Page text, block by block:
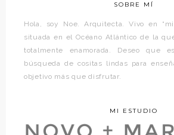
SOBRE MÍ
Hola, soy Noe. Arquitecta. Vivo en
situada en el Océano Atlántico de la
totalmente enamorada. Deseo que
búsqueda de cositas lindas para
objetivo más que disfrutar.
MI ESTUDIO